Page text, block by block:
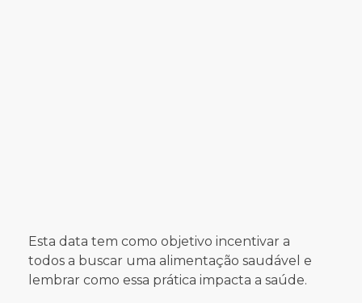
Esta data tem como objetivo incentivar a
todos a buscar uma alimentação saudável e
lembrar como essa prática impacta a saúde.